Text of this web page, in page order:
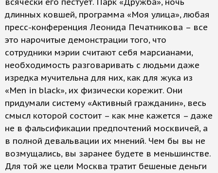
длинных ковшей, программа «Моя улица», любая
пресс-конференция Леонида Печатникова – все
это нарочитые демонстрации того, что
сотрудники мэрии считают себя марсианами,
необходимость разговаривать с людьми даже
изредка мучительна для них, как для жука из
«Men in black», их физически корежит. Они
придумали систему «Активный гражданин», весь
смысл которой состоит – как мне кажется – даже
не в фальсификации предпочтений москвичей, а
в полной девальвации их мнений. Чем бы вы не
возмущались, вы заранее будете в меньшинстве.
Для той же цели Москва тратит бешеные деньги